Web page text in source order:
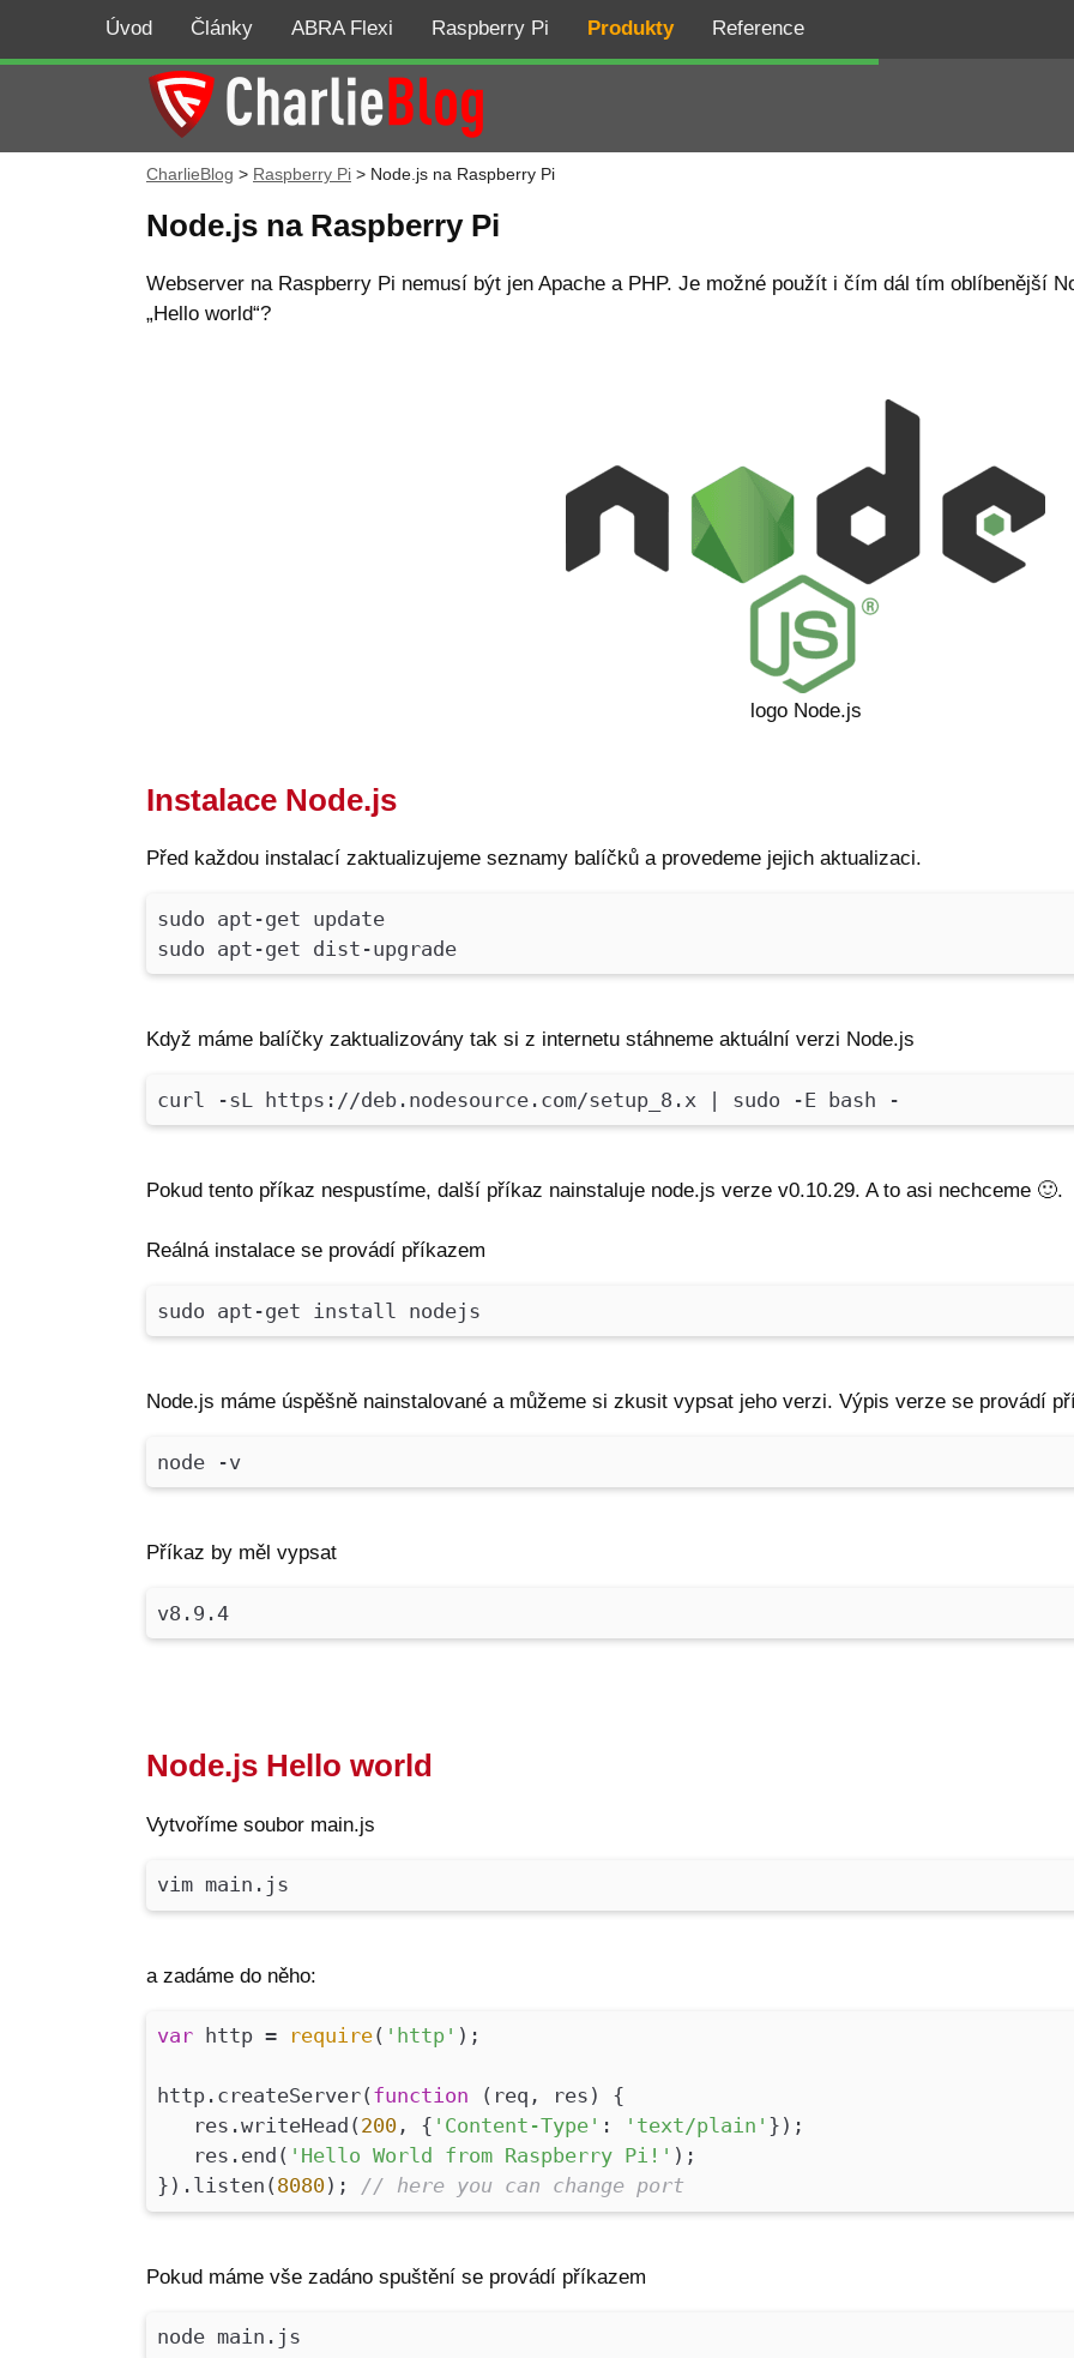
CharlieBlog > Raspberry Pi > Node.js na Raspberry Pi
Node.js na Raspberry Pi
Webserver na Raspberry Pi nemusí být jen Apache a PHP. Je možné použít i čím dál tím oblíbenější
„Hello world“?
logo Node.js
Instalace Node.js
Před každou instalací zaktualizujeme seznamy balíčků a provedeme jejich aktualizaci.
sudo apt-get update
sudo apt-get dist-upgrade
Když máme balíčky zaktualizovány tak si z internetu stáhneme aktuální verzi Node.js
curl -sL https://deb.nodesource.com/setup_8.x | sudo -E bash -
Pokud tento příkaz nespustíme, další příkaz nainstaluje node.js verze v0.10.29. A to asi nechceme 🙂.
Reálná instalace se provádí příkazem
sudo apt-get install nodejs
Node.js máme úspěšně nainstalované a můžeme si zkusit vypsat jeho verzi. Výpis verze se provádí
node -v
Příkaz by měl vypsat
v8.9.4
Node.js Hello world
Vytvoříme soubor main.js
vim main.js
a zadáme do něho:
varhttp = require( 'http' );
http.createServer( function ( req, res ) {
res.writeHead( 200, { 'Content-Type' : 'text/plain' });
res.end( 'Hello World from Raspberry Pi!' );
}).listen( 8080); // here you can change port
Pokud máme vše zadáno spuštění se provádí příkazem
node main.js
Úvod Články ABRA Flexi Raspberry Pi Produkty Reference